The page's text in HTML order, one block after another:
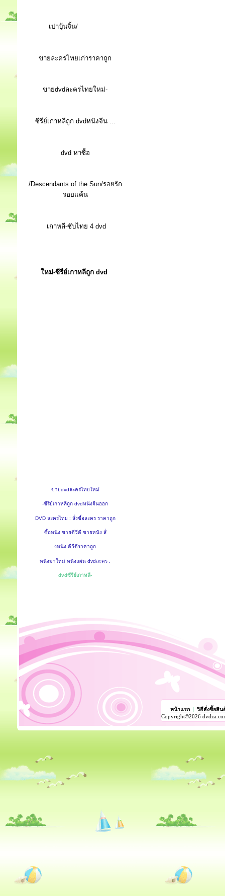
เปาบุ้นจิ้น/
ขายละครไทยเก่าราคาถูก
ขายdvdละครไทยใหม่-
ซีรีย์เกาหลีถูก dvdหนังจีน ...
dvd หาซื้อ
/Descendants of the Sun/รอยรัก
รอยแค้น
เกาหลี-ซับไทย 4 dvd
ใหม่-ซีรีย์เกาหลีถูก dvd
ขายdvdละครไทยใหม่
-ซีรีย์เกาหลีถูก dvdหนังจีนออก
DVD ละครไทย : สั่งซื้อละคร ราคาถูก
ซื้อหนัง ขายดีวีดี ขายหนัง สั่
งหนัง ดีวีดีราคาถูก
หนังมาใหม่ หนังแผ่น dvdละคร .
dvdซีรีย์เกาหลี-
หน้าแรก
วิธีสั่งซื้อสิน
Copyright©2026